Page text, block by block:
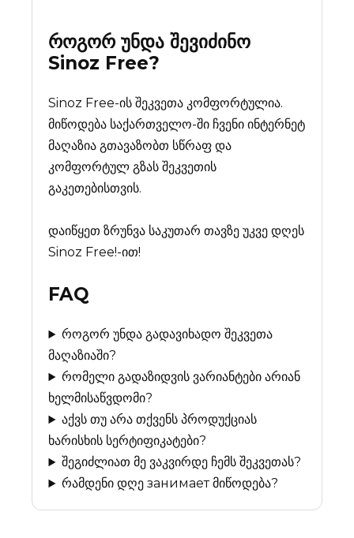
როგორ უნდა შევიძინო
Sinoz Free?
Sinoz Free-ის შეკვეთა კომფორტულია.
მიწოდება საქართველო-ში ჩვენი ინტერნეტ
მაღაზია გთავაზობთ სწრაფ და
კომფორტულ გზას შეკვეთის
გაკეთებისთვის.
დაიწყეთ ზრუნვა საკუთარ თავზე უკვე დღეს
Sinoz Free!-ით!
FAQ
როგორ უნდა გადავიხადო შეკვეთა
მაღაზიაში?
რომელი გადაზიდვის ვარიანტები არიან
ხელმისაწვდომი?
აქვს თუ არა თქვენს პროდუქციას
ხარისხის სერტიფიკატები?
შეგიძლიათ მე ვაკვირდე ჩემს შეკვეთას?
რამდენი დღე занимает მიწოდება?